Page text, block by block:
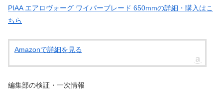
PIAA エアロヴォーグ ワイパーブレード 650mmの詳細・購入はこ
ちら
Amazonで詳細を見る
編集部の検証・一次情報